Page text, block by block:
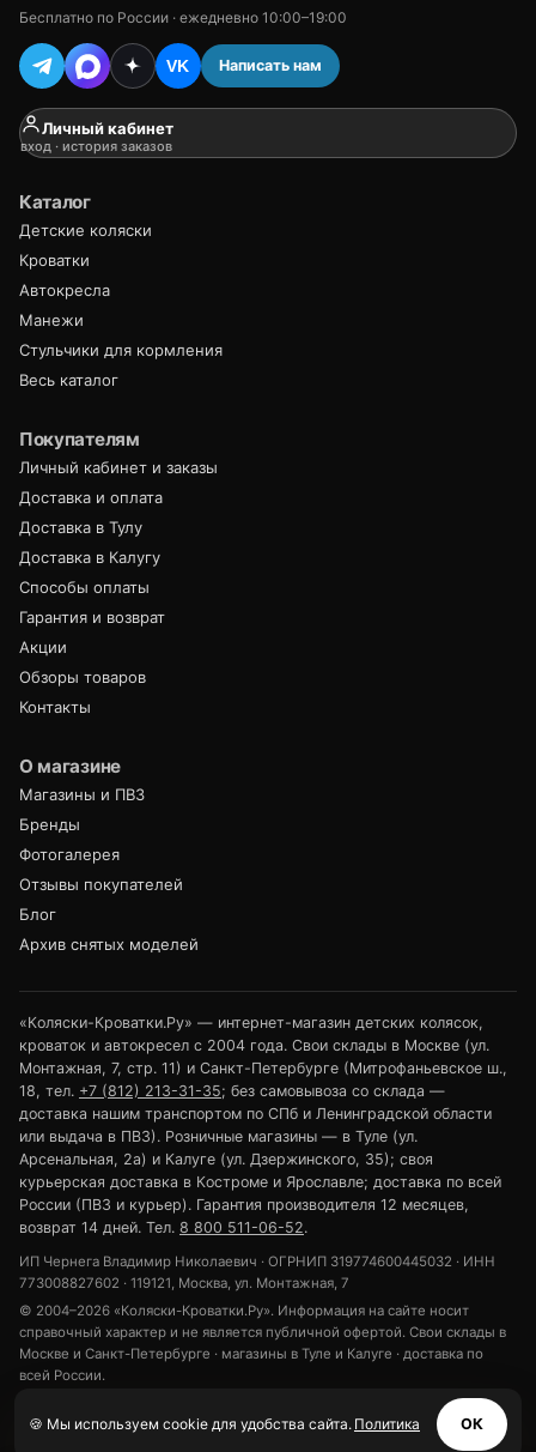
🍪 Мы используем cookie для удобства сайта. Политика ОК
Бесплатно по России · ежедневно 10:00–19:00
VK Написать нам
Личный кабинет
вход · история заказов
Каталог
Детские коляски
Кроватки
Автокресла
Манежи
Стульчики для кормления
Весь каталог
Покупателям
Личный кабинет и заказы
Доставка и оплата
Доставка в Тулу
Доставка в Калугу
Способы оплаты
Гарантия и возврат
Акции
Обзоры товаров
Контакты
О магазине
Магазины и ПВЗ
Бренды
Фотогалерея
Отзывы покупателей
Блог
Архив снятых моделей
«Коляски-Кроватки.Ру» — интернет-магазин детских колясок,
кроваток и автокресел с 2004 года. Свои склады в Москве (ул.
Монтажная, 7, стр. 11) и Санкт-Петербурге (Митрофаньевское ш.,
18, тел. +7 (812) 213-31-35; без самовывоза со склада —
доставка нашим транспортом по СПб и Ленинградской области
или выдача в ПВЗ). Розничные магазины — в Туле (ул.
Арсенальная, 2а) и Калуге (ул. Дзержинского, 35); своя
курьерская доставка в Костроме и Ярославле; доставка по всей
России (ПВЗ и курьер). Гарантия производителя 12 месяцев,
возврат 14 дней. Тел. 8 800 511-06-52.
ИП Чернега Владимир Николаевич · ОГРНИП 319774600445032 · ИНН
773008827602 · 119121, Москва, ул. Монтажная, 7
© 2004–2026 «Коляски-Кроватки.Ру». Информация на сайте носит
справочный характер и не является публичной офертой. Свои склады в
Москве и Санкт-Петербурге · магазины в Туле и Калуге · доставка по
всей России.
Обработка персональных данных
Использование cookie